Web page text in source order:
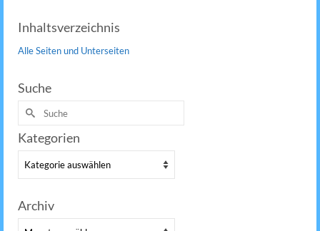
Inhaltsverzeichnis
Alle Seiten und Unterseiten
Suche
Suche
nach:
Kategorien
Kategorien
Archiv
Archiv